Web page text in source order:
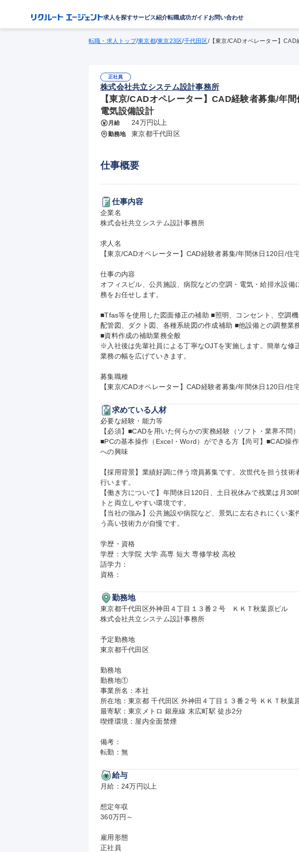
求人を探すサービス紹介転職成功ガイドお問い合わせ
転職・求人トップ/東京都/東京23区/千代田区/【東京/CADオペレーター】
正社員
株式会社共立システム設計事務所
【東京/CADオペレーター】CAD経験者募集/年
電気設備設計
月給 24万円以上
勤務地 東京都千代田区
仕事概要
仕事内容
企業名
株式会社共立システム設計事務所
求人名
【東京/CADオペレーター】CAD経験者募集/年間休日120日/住
仕事の内容
オフィスビル、公共施設、病院などの空調・電気・給排水設
務をお任せします。
■Tfas等を使用した図面修正の補助 ■照明、コンセント、空調
配管図、ダクト図、各種系統図の作成補助 ■他設備との調整業
■資料作成の補助業務全般
※入社後は先輩社員による丁寧なOJTを実施します。簡単な修
業務の幅を広げていきます。
募集職種
【東京/CADオペレーター】CAD経験者募集/年間休日120日/住
求めている人材
必要な経験・能力等
【必須】■CADを用いた何らかの実務経験（ソフト・業界不問）
■PCの基本操作（Excel・Word）ができる方【尚可】■CAD操
への興味
【採用背景】業績好調に伴う増員募集です。次世代を担う技
行います。
【働き方について】年間休日120日、土日祝休みで残業は月
トと両立しやすい環境です。
【当社の強み】公共施設や病院など、景気に左右されにくい
う高い技術力が自慢です。
学歴・資格
学歴：大学院 大学 高専 短大 専修学校 高校
語学力：
資格：
勤務地
東京都千代田区外神田４丁目１３番２号　ＫＫＴ秋葉原ビル
株式会社共立システム設計事務所
予定勤務地
東京都千代田区
勤務地
勤務地①
事業所名：本社
所在地：東京都 千代田区 外神田４丁目１３番２号 ＫＫＴ秋葉
最寄駅：東京メトロ 銀座線 末広町駅 徒歩2分
喫煙環境：屋内全面禁煙
備考：
転勤：無
給与
月給：24万円以上
想定年収
360万円～
雇用形態
正社員